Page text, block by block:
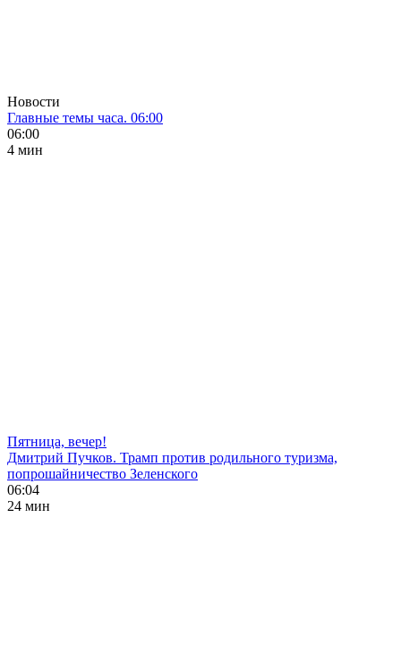
Новости
Главные темы часа. 06:00
06:00
4 мин
Пятница, вечер!
Дмитрий Пучков. Трамп против родильного туризма,
попрошайничество Зеленского
06:04
24 мин